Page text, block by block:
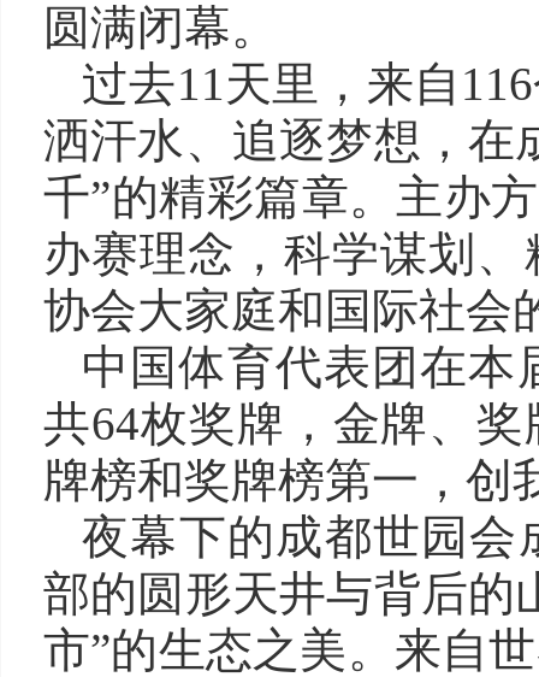
圆满闭幕。
过去11天里，来自
洒汗水、追逐梦想，
千”的精彩篇章。主办
办赛理念，科学谋划
协会大家庭和国际社会
中国体育代表团在本
共64枚奖牌，金牌、
牌榜和奖牌榜第一，创
夜幕下的成都世园会
部的圆形天井与背后的
市”的生态之美。来自